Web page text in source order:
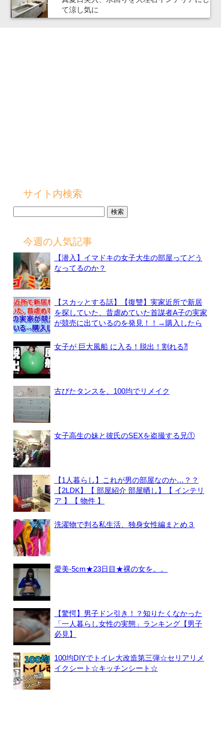
て涼し気に
サイト内検索
今週の人気記事
【潜入】イマドキの女子大生の部屋ってどう
なってるのか？
【スカッとする話】【復讐】実家近所で新居
を探していた、昔虐めていた首謀者A子の実家
が競売に出ているのを発見！！→購入したら
女子が 巨大風船 に入る！脱出！割れる⁈
古びたタンスを、100均でリメイク
女子高生の妹と彼氏のSEXを盗撮する兄①
【1人暮らし】これが男の部屋なのか…？？
【2LDK】【 部屋紹介 部屋晒し】【 インテリ
ア 】【 物件 】
洗濯物で判る私生活、独身女性編まとめ３
愛美-5cm★23日目★裸の女を。。
【驚愕】男子ドン引き！？知りたくなかった
「一人暮らし女性の実態」ランキング【男子
必見】
100均DIYでトイレ大改造第三弾☆セリアリメ
イクシート☆キッチンシート☆